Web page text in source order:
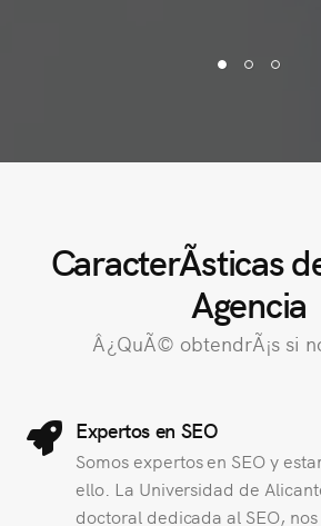
CaracterÃ­sticas
Agencia
Â¿QuÃ© obtendrÃ¡s si
Expertos en SEO
Somos expertos en SEO y
ello. La Universidad de
doctoral dedicada al SEO,